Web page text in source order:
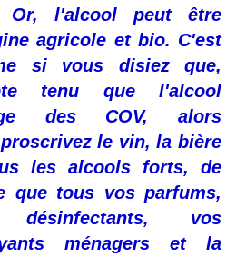
Or, l'alcool peut être
agricole et bio. C'est
si vous disiez que,
tenu que l'alcool
des COV, alors
le vin, la bière
les alcools forts, de
que tous vos parfums,
vos
ménagers et la